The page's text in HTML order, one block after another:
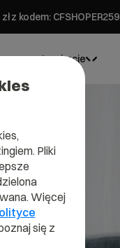
z kodem: CFSHOPER259
Inspiracje
Pliki
Więcej
się z